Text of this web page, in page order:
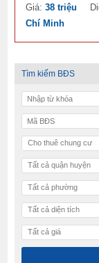
Giá:38 triệu
Chí Minh
Tìm kiếm BĐS
Cho thuê chung cư
Tất cả quận huyện
Tất cả phường
Tất cả diện tích
Tất cả giá